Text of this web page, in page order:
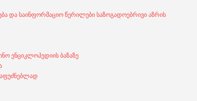
და საინფორმაციო წერილები საზოგადოებრივი აზრის
ენციკლოპედიის ბაზაზე